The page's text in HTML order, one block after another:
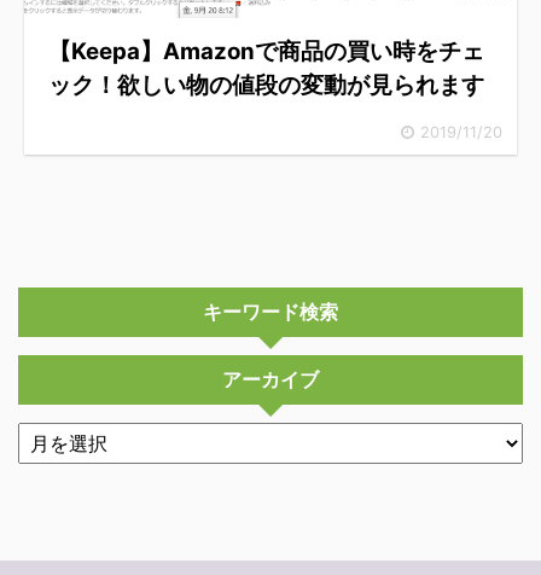
【Keepa】Amazonで商品の買い時をチェ
ック！欲しい物の値段の変動が見られます
2019/11/20
キーワード検索
アーカイブ